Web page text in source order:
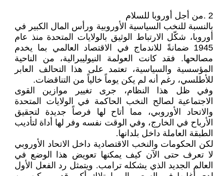
2 .من أجل أوروبا للسلام
بالنسبة للنخب السياسية الأوروبية ورأس المال الكبير في
أوروبا، شكّل الارتباط الوثيق بالولايات المتحدة منذ عام
1945 ضمانةً للاندماج في الاقتصاد العالمي بما يخدم
مصالحها. فقد كانت العولمة النيوليبرالية، من الناحية
المؤسسية والسياسية، تعتمد على هذا التحالف العابر
للأطلسي، رغم أنه لم يكن يوماً خالياً من التناقضات.
وفي ظل هذا النظام، جرى تغيير موازين القوى
الاجتماعية لصالح النخب الحاكمة في الولايات المتحدة
والاتحاد الأوروبي، مما أتاح لها فرصاً جديدة لتحقيق
الأرباح في الخارج، وفي الوقت نفسه وفر لها أداة لتأديب
الطبقة العاملة داخل بلدانها.
لكن الحكومات والنخب الاقتصادية داخل الاتحاد الأوروبي
لا تعرف حتى الآن كيف يمكنها تعويض هذا الوضع في
العالم الجديد الذي يشكله ترامب. ويتمثل رد الفعل الأول